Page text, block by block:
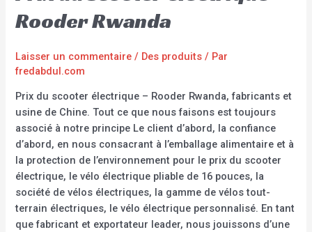
Rooder Rwanda
Laisser un commentaire / Des produits / Par
fredabdul.com
Prix du scooter électrique – Rooder Rwanda, fabricants et
usine de Chine. Tout ce que nous faisons est toujours
associé à notre principe Le client d’abord, la confiance
d’abord, en nous consacrant à l’emballage alimentaire et à
la protection de l’environnement pour le prix du scooter
électrique, le vélo électrique pliable de 16 pouces, la
société de vélos électriques, la gamme de vélos tout-
terrain électriques, le vélo électrique personnalisé. En tant
que fabricant et exportateur leader, nous jouissons d’une